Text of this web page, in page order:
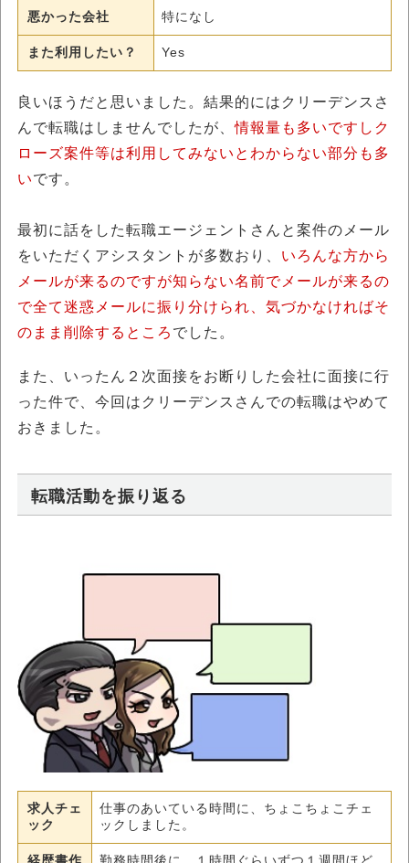
悪かった会社 特になし
また利用したい？ Yes
良いほうだと思いました。結果的にはクリーデンスさ
んで転職はしませんでしたが、情報量も多いですしク
ローズ案件等は利用してみないとわからない部分も多
いです。
最初に話をした転職エージェントさんと案件のメール
をいただくアシスタントが多数おり、 いろんな方から
メールが来るのですが知らない名前でメールが来るの
で全て迷惑メールに振り分けられ、気づかなければそ
のまま削除するところ でした。
また、いったん２次面接をお断りした会社に面接に行
った件で、今回はクリーデンスさんでの転職はやめて
おきました。
転職活動を振り返る
求人チェ
ック
仕事のあいている時間に、ちょこちょこチェ
ックしました。